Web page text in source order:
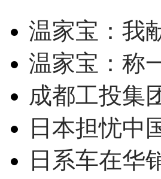
温家宝：我
温家宝：称
成都工投集
日本担忧中
日系车在华